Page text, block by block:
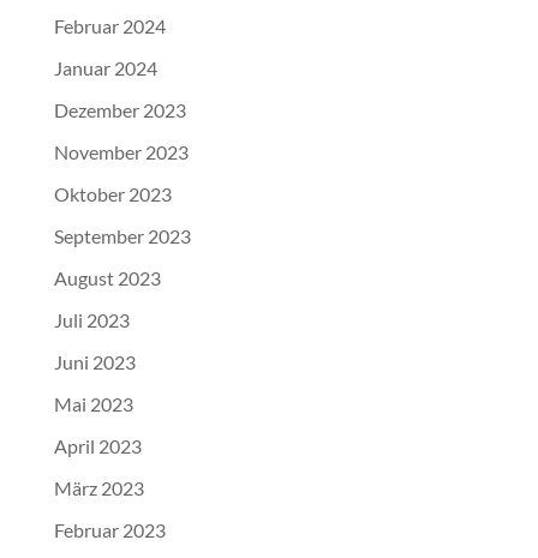
Februar 2024
Januar 2024
Dezember 2023
November 2023
Oktober 2023
September 2023
August 2023
Juli 2023
Juni 2023
Mai 2023
April 2023
März 2023
Februar 2023